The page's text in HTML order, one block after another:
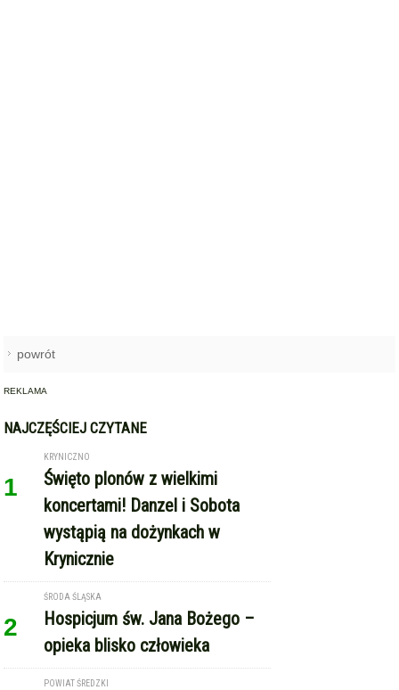
powrót
REKLAMA
NAJCZĘŚCIEJ CZYTANE
1
KRYNICZNO
Święto plonów z wielkimi
koncertami! Danzel i Sobota
wystąpią na dożynkach w
Krynicznie
2
ŚRODA ŚLĄSKA
Hospicjum św. Jana Bożego –
opieka blisko człowieka
POWIAT ŚREDZKI